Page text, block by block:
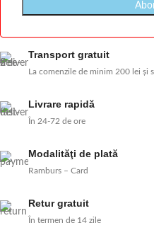
Transport gratuit
La comenzile de minim 200 lei și
Livrare rapidă
În 24-72 de ore
Modalităţi de plată
Ramburs – Card
Retur gratuit
În termen de 14 zile